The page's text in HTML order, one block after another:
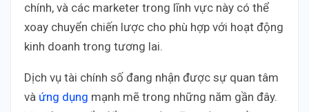
chính, và các marketer trong lĩnh vực này có thể
xoay chuyển chiến lược cho phù hợp với hoạt động
kinh doanh trong tương lai.
Dịch vụ tài chính số đang nhận được sự quan tâm
và ứng dụng mạnh mẽ trong những năm gần đây.